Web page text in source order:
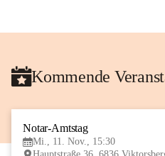
Kommende
Notar-Amtstag
Mi., 11. Nov., 15:30